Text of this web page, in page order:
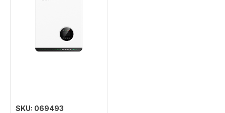
SKU: 069493